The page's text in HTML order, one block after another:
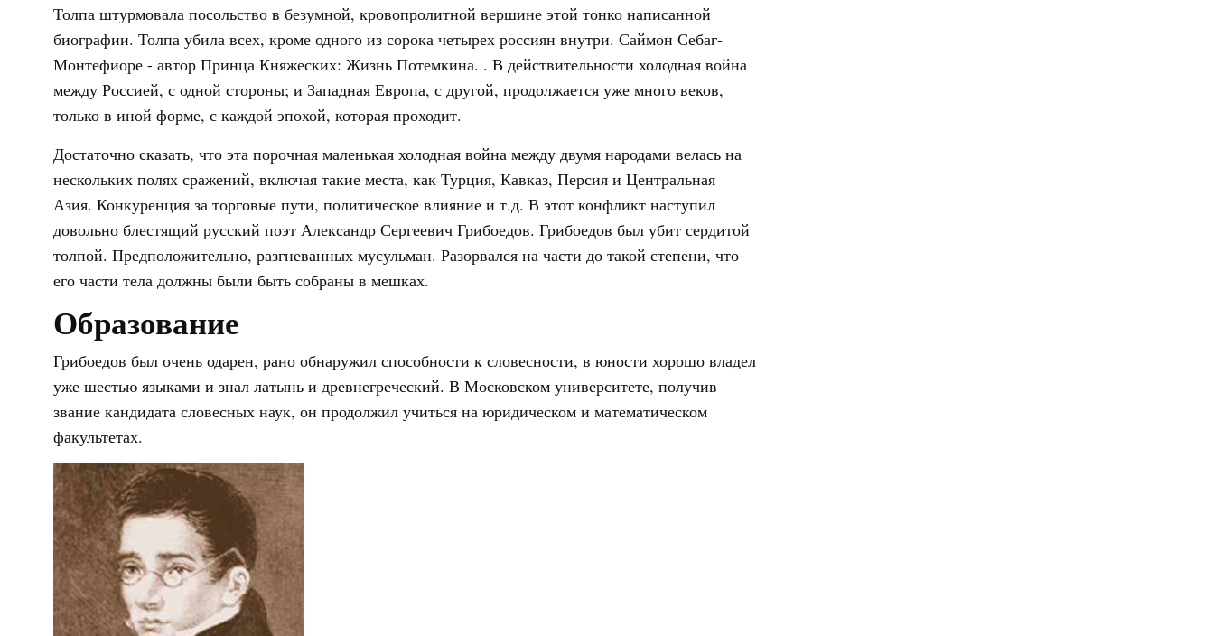
Толпа штурмовала посольство в безумной, кровопролитной вершине этой тонко написанной
биографии. Толпа убила всех, кроме одного из сорока четырех россиян внутри. Саймон Себаг-
Монтефиоре - автор Принца Княжеских: Жизнь Потемкина. . В действительности холодная война
между Россией, с одной стороны; и Западная Европа, с другой, продолжается уже много веков,
только в иной форме, с каждой эпохой, которая проходит.
Достаточно сказать, что эта порочная маленькая холодная война между двумя народами велась на
нескольких полях сражений, включая такие места, как Турция, Кавказ, Персия и Центральная
Азия. Конкуренция за торговые пути, политическое влияние и т.д. В этот конфликт наступил
довольно блестящий русский поэт Александр Сергеевич Грибоедов. Грибоедов был убит сердитой
толпой. Предположительно, разгневанных мусульман. Разорвался на части до такой степени, что
его части тела должны были быть собраны в мешках.
Образование
Грибоедов был очень одарен, рано обнаружил способности к словесности, в юности хорошо владел
уже шестью языками и знал латынь и древнегреческий. В Московском университете, получив
звание кандидата словесных наук, он продолжил учиться на юридическом и математическом
факультетах.